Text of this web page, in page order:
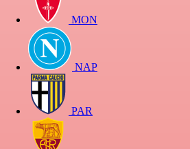
MON
NAP
PAR